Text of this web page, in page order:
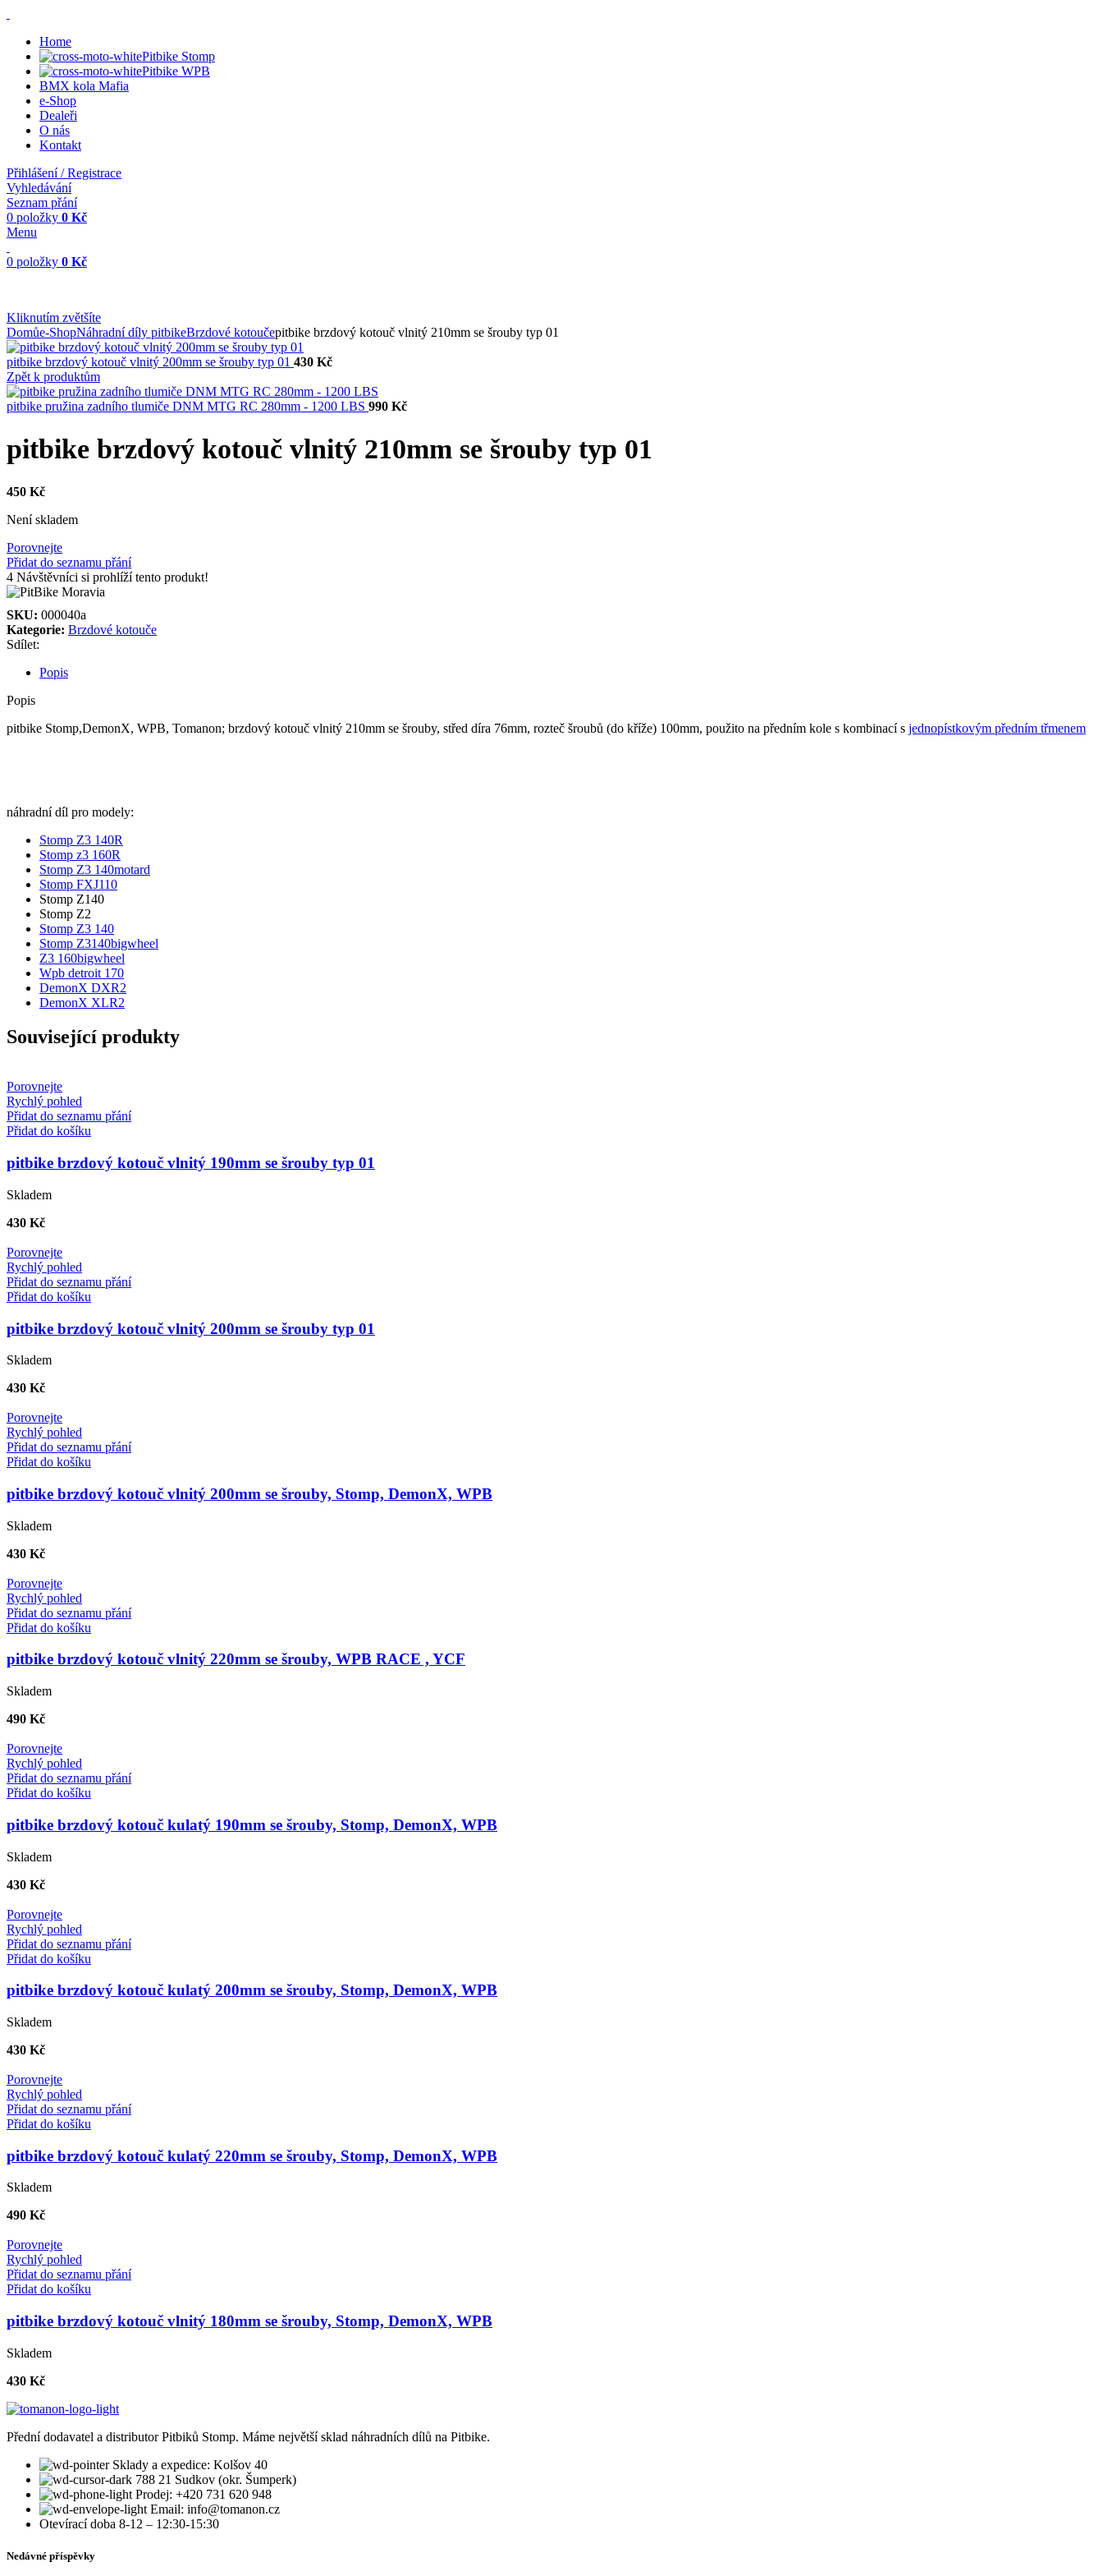
Home
Pitbike Stomp
Pitbike WPB
BMX kola Mafia
e-Shop
Dealeři
O nás
Kontakt
Přihlášení / Registrace
Vyhledávání
Seznam přání
0 položky 0 Kč
Menu
0 položky 0 Kč
Kliknutím zvětšíte
Domůe-ShopNáhradní díly pitbikeBrzdové kotoučepitbike brzdový kotouč vlnitý 210mm se šrouby typ 01
pitbike brzdový kotouč vlnitý 200mm se šrouby typ 01 430 Kč
Zpět k produktům
pitbike pružina zadního tlumiče DNM MTG RC 280mm - 1200 LBS 990 Kč
pitbike brzdový kotouč vlnitý 210mm se šrouby typ 01
450 Kč
Není skladem
Porovnejte
Přidat do seznamu přání
4 Návštěvníci si prohlíží tento produkt!
SKU: 000040a
Kategorie: Brzdové kotouče
Sdílet:
Popis
Popis
pitbike Stomp,DemonX, WPB, Tomanon; brzdový kotouč vlnitý 210mm se šrouby, střed díra 76mm, rozteč šroubů (do kříže) 100mm, použito na předním kole s kombinací s jednopístkovým předním třmenem
náhradní díl pro modely:
Stomp Z3 140R
Stomp z3 160R
Stomp Z3 140motard
Stomp FXJ110
Stomp Z140
Stomp Z2
Stomp Z3 140
Stomp Z3140bigwheel
Z3 160bigwheel
Wpb detroit 170
DemonX DXR2
DemonX XLR2
Související produkty
Porovnejte
Rychlý pohled
Přidat do seznamu přání
Přidat do košíku
pitbike brzdový kotouč vlnitý 190mm se šrouby typ 01
Skladem
430 Kč
Porovnejte
Rychlý pohled
Přidat do seznamu přání
Přidat do košíku
pitbike brzdový kotouč vlnitý 200mm se šrouby typ 01
Skladem
430 Kč
Porovnejte
Rychlý pohled
Přidat do seznamu přání
Přidat do košíku
pitbike brzdový kotouč vlnitý 200mm se šrouby, Stomp, DemonX, WPB
Skladem
430 Kč
Porovnejte
Rychlý pohled
Přidat do seznamu přání
Přidat do košíku
pitbike brzdový kotouč vlnitý 220mm se šrouby, WPB RACE , YCF
Skladem
490 Kč
Porovnejte
Rychlý pohled
Přidat do seznamu přání
Přidat do košíku
pitbike brzdový kotouč kulatý 190mm se šrouby, Stomp, DemonX, WPB
Skladem
430 Kč
Porovnejte
Rychlý pohled
Přidat do seznamu přání
Přidat do košíku
pitbike brzdový kotouč kulatý 200mm se šrouby, Stomp, DemonX, WPB
Skladem
430 Kč
Porovnejte
Rychlý pohled
Přidat do seznamu přání
Přidat do košíku
pitbike brzdový kotouč kulatý 220mm se šrouby, Stomp, DemonX, WPB
Skladem
490 Kč
Porovnejte
Rychlý pohled
Přidat do seznamu přání
Přidat do košíku
pitbike brzdový kotouč vlnitý 180mm se šrouby, Stomp, DemonX, WPB
Skladem
430 Kč
Přední dodavatel a distributor Pitbiků Stomp. Máme největší sklad náhradních dílů na Pitbike.
Sklady a expedice: Kolšov 40
788 21 Sudkov (okr. Šumperk)
Prodej: +420 731 620 948
Email: info@tomanon.cz
Otevírací doba 8-12 – 12:30-15:30
Nedávné příspěvky